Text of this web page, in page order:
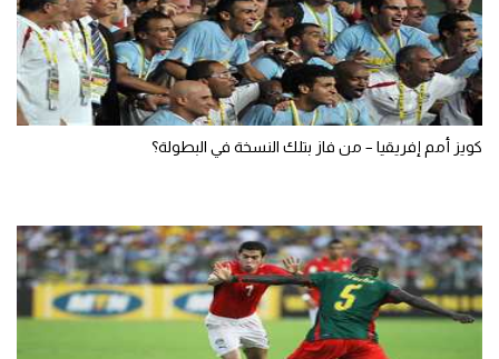
كويز أمم إفريقيا – من فاز بتلك النسخة في البطولة؟